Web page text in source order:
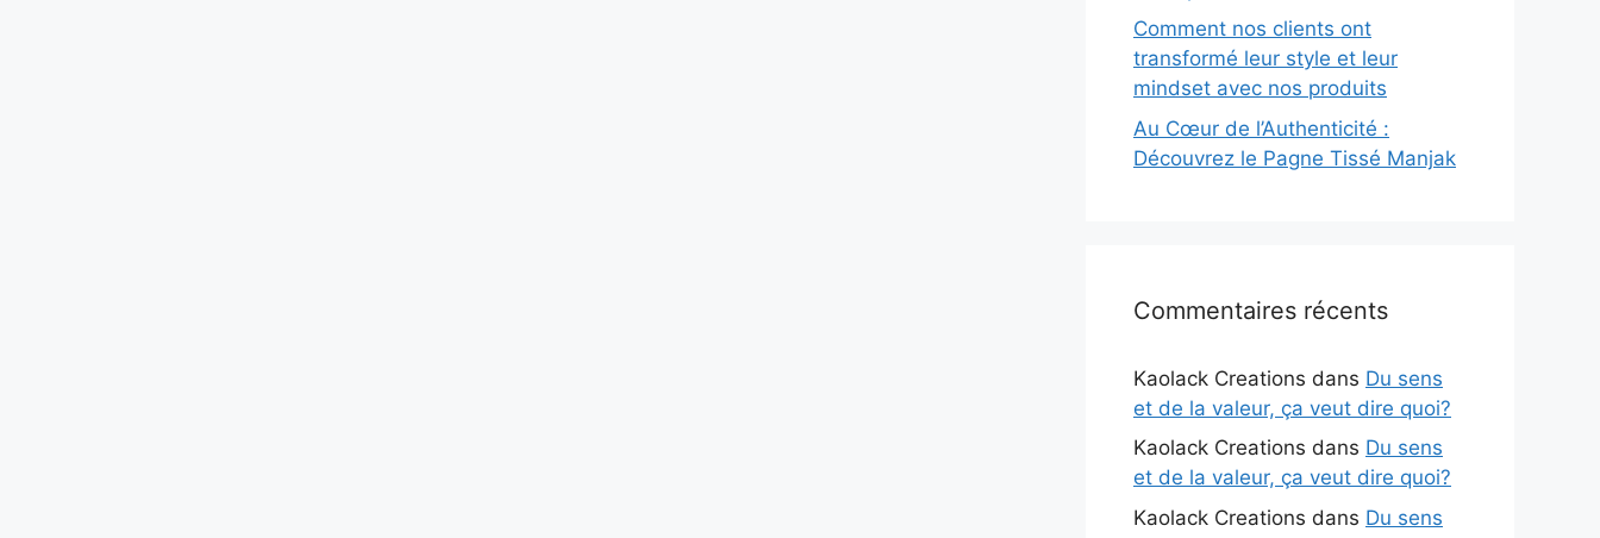
Comment nos clients ont
transformé leur style et leur
mindset avec nos produits
Au Cœur de l’Authenticité :
Découvrez le Pagne Tissé Manjak
Commentaires récents
Kaolack Creations dans Du sens
et de la valeur, ça veut dire quoi?
Kaolack Creations dans Du sens
et de la valeur, ça veut dire quoi?
Kaolack Creations dans Du sens